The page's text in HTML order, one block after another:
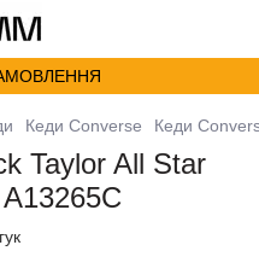
Кеди Converse Кеди
Taylor All Star